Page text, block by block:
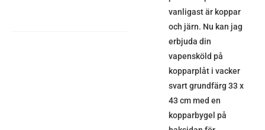
vanligast är koppar
och järn. Nu kan jag
erbjuda din
vapensköld på
kopparplåt i vacker
svart grundfärg 33 x
43 cm med en
kopparbygel på